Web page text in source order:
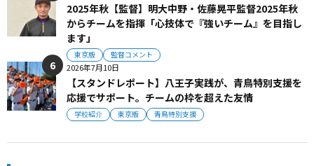
2025年秋【監督】明大中野・佐藤晃平監督2025年秋
からチームを指揮「心技体で『強いチーム』を目指し
ます」
東京版 監督コメント
2026年7月10日
【スタンドレポート】八王子実践が、青鳥特別支援を
応援でサポート。チームの枠を超えた友情
学校紹介 東京版 青鳥特別支援